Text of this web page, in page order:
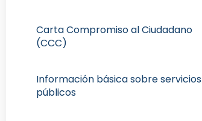
Carta Compromiso al Ciudadano
(CCC)
Información básica sobre servicios
públicos